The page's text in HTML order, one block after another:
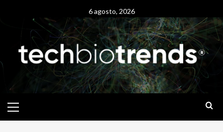
6 agosto, 2026
Menu